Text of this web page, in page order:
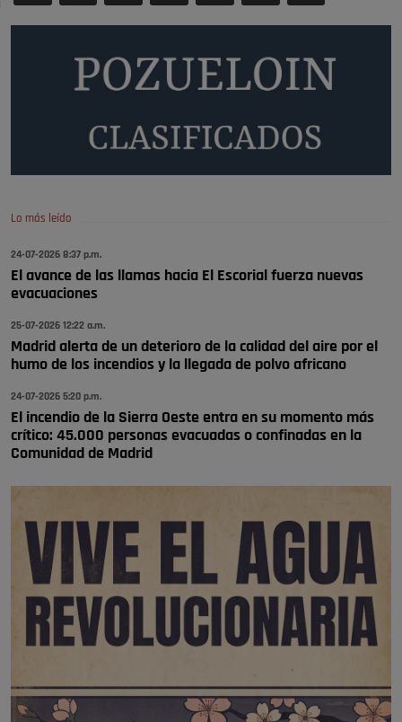
Quejas por el deterioro de la
limpieza …
Será amigo de alguien importante...en el Congreso, Senado, en la
Policía o en la politica
Pozuelo de Alarcón
🔴 EXCLUSIVA | El comisario de la …
se va porke no tiene piscina 🤪🤪🤪
Pozuelo de Alarcón
🔴 EXCLUSIVA | El comisario de la …
Lo más leído
24-07-2026 8:37 p.m.
El avance de las llamas hacia El Escorial fuerza nuevas
evacuaciones
25-07-2026 12:22 a.m.
Madrid alerta de un deterioro de la calidad del aire por el
humo de los incendios y la llegada de polvo africano
24-07-2026 5:20 p.m.
El incendio de la Sierra Oeste entra en su momento más
crítico: 45.000 personas evacuadas o confinadas en la
Comunidad de Madrid